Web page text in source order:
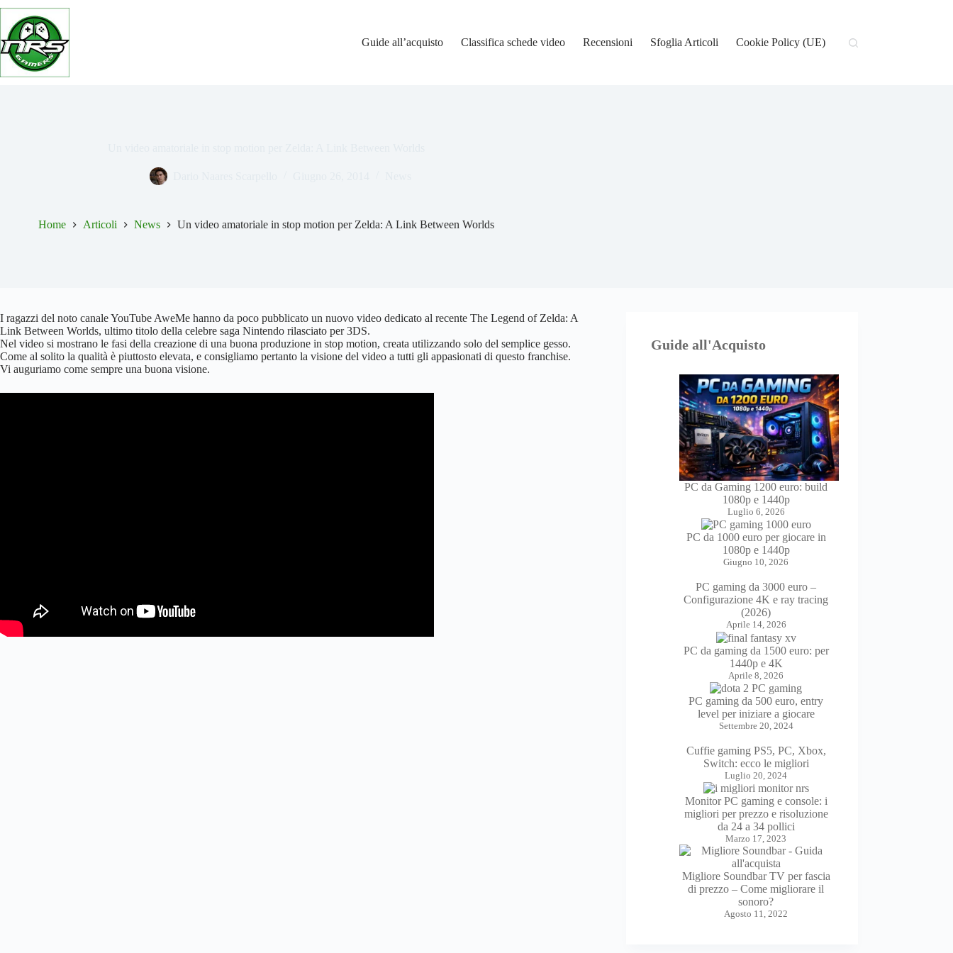
Salta
contenuto
Guide all’acquisto
Classifica schede video Recensioni Sfoglia Articoli Cookie Policy (UE)
Home Articoli News Un video amatoriale in stop motion per Zelda: A Link Between Worlds
I ragazzi del noto canale YouTube AweMe hanno da poco pubblicato un nuovo video dedicato al recente The Legend of Zelda: A
Link Between Worlds, ultimo titolo della celebre saga Nintendo rilasciato per 3DS.
Nel video si mostrano le fasi della creazione di una buona produzione in stop motion, creata utilizzando solo del semplice gesso.
Come al solito la qualità è piuttosto elevata, e consigliamo pertanto la visione del video a tutti gli appasionati di questo franchise.
Vi auguriamo come sempre una buona visione.
Guide all'Acquisto
PC da Gaming 1200 euro: build
1080p e 1440p
Luglio 6, 2026
PC da 1000 euro per giocare in
1080p e 1440p
Giugno 10, 2026
PC gaming da 3000 euro –
Configurazione 4K e ray tracing
(2026)
Aprile 14, 2026
PC da gaming da 1500 euro: per
1440p e 4K
Aprile 8, 2026
PC gaming da 500 euro, entry
level per iniziare a giocare
Settembre 20, 2024
Cuffie gaming PS5, PC, Xbox,
Switch: ecco le migliori
Luglio 20, 2024
Monitor PC gaming e console: i
migliori per prezzo e risoluzione
da 24 a 34 pollici
Marzo 17, 2023
Migliore Soundbar TV per fascia
di prezzo – Come migliorare il
sonoro?
Agosto 11, 2022